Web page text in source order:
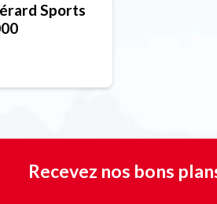
Sports
Recevez nos bons